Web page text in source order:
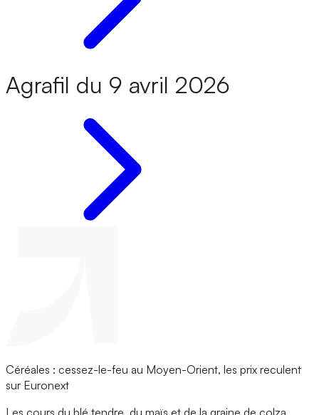
Agrafil du 9 avril 2026
Céréales : cessez-le-feu au Moyen-Orient, les prix reculent
sur Euronext
Les cours du blé tendre, du maïs et de la graine de colza